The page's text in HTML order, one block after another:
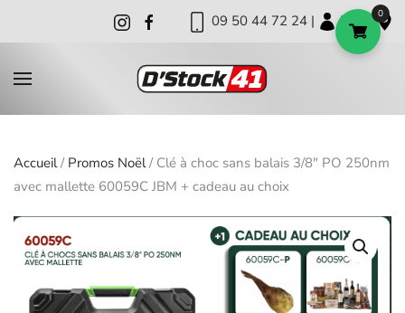
09 50 44 72 24 | | |
Accueil/ Promos Noël/ Clé à choc sans balais 3/8″ PO 250nm
avec mallette 60059C JBM + cadeau au choix
0